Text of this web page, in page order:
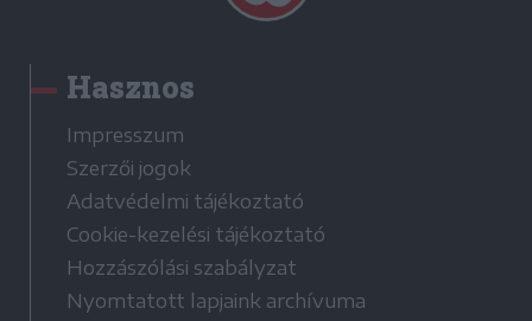
Hasznos
Impresszum
Szerzői jogok
Adatvédelmi tájékoztató
Cookie-kezelési tájékoztató
Hozzászólási szabályzat
Nyomtatott lapjaink archívuma